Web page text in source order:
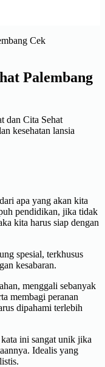
Palembang
dan Cita Sehat
kesehatan lansia
apa yang akan kita
pendidikan, jika tidak
kita harus siap dengan
spesial, terkhusus
kesabaran.
menggali sebanyak
membagi peranan
dipahami terlebih
ini sangat unik jika
Idealis yang